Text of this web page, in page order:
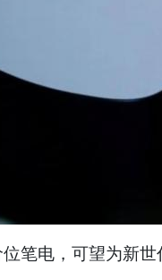
电，可望为新